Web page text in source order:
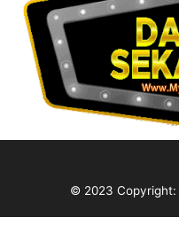
© 2023 Copyright: